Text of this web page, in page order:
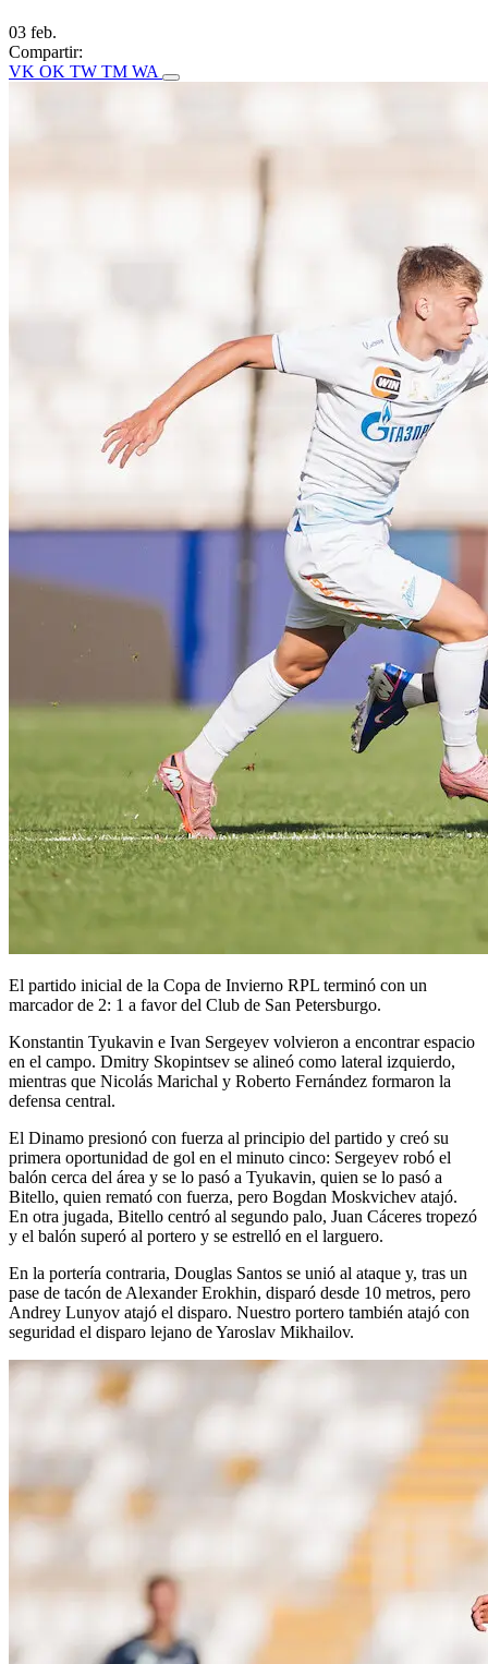
03 feb.
Compartir:
VK OK TW TM WA
El partido inicial de la Copa de Invierno RPL terminó con un
marcador de 2: 1 a favor del Club de San Petersburgo.
Konstantin Tyukavin e Ivan Sergeyev volvieron a encontrar espacio
en el campo. Dmitry Skopintsev se alineó como lateral izquierdo,
mientras que Nicolás Marichal y Roberto Fernández formaron la
defensa central.
El Dinamo presionó con fuerza al principio del partido y creó su
primera oportunidad de gol en el minuto cinco: Sergeyev robó el
balón cerca del área y se lo pasó a Tyukavin, quien se lo pasó a
Bitello, quien remató con fuerza, pero Bogdan Moskvichev atajó.
En otra jugada, Bitello centró al segundo palo, Juan Cáceres tropezó
y el balón superó al portero y se estrelló en el larguero.
En la portería contraria, Douglas Santos se unió al ataque y, tras un
pase de tacón de Alexander Erokhin, disparó desde 10 metros, pero
Andrey Lunyov atajó el disparo. Nuestro portero también atajó con
seguridad el disparo lejano de Yaroslav Mikhailov.